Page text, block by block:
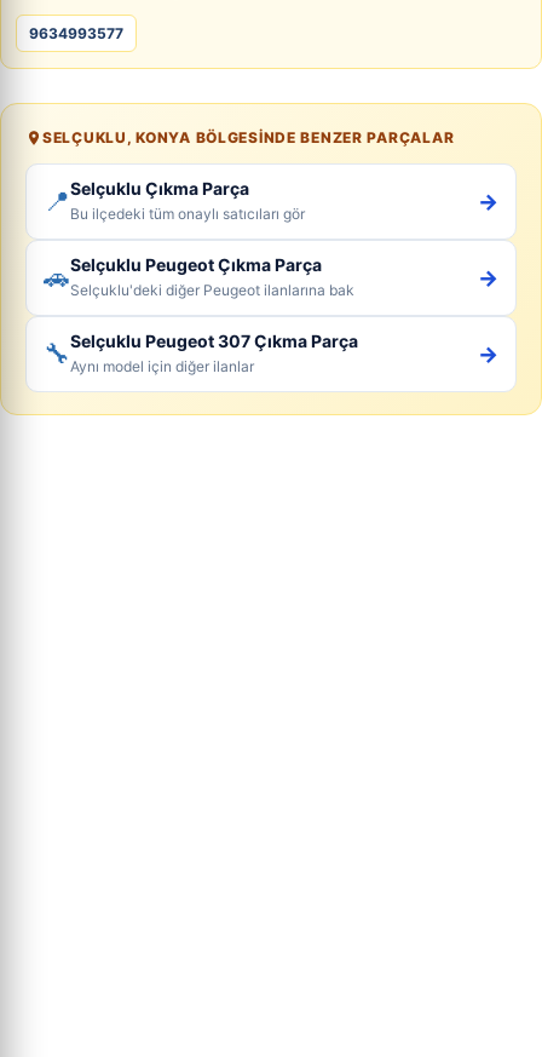
9634993577
SELÇUKLU, KONYA BÖLGESINDE BENZER PARÇALAR
📍Selçuklu Çıkma Parça
Bu ilçedeki tüm onaylı satıcıları gör →
🚗Selçuklu Peugeot Çıkma Parça
Selçuklu'deki diğer Peugeot ilanlarına bak →
🔧Selçuklu Peugeot 307 Çıkma Parça
Aynı model için diğer ilanlar →